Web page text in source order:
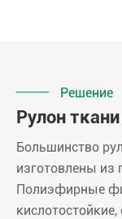
Решение
Рулон
Большинство
изготовлены из
Полиэфирные